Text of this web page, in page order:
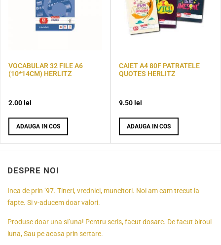
VOCABULAR 32 FILE A6
(10*14CM) HERLITZ
2.00 lei
ADAUGA IN COS
CAIET A4 80F PATRATELE
QUOTES HERLITZ
9.50 lei
ADAUGA IN COS
DESPRE NOI
Inca de prin ’97. Tineri, vrednici, muncitori. Noi am cam trecut la
fapte. Si v-aducem doar valori.
Produse doar una si’una! Pentru scris, facut dosare. De facut biroul
luna, Sau pe acasa prin sertare.